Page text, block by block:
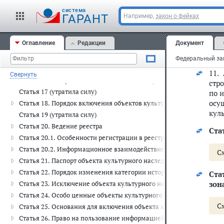
cистема
ГАРАНТ Например, закон о фейках
Оглавление Редакции
Свернуть
Статья 13. Источники финансирования мероприятий по
Статья 14. Льготы, предоставляемые физическим или
Статья 14.1. Льготы, предоставляемые физическим и
Глава IV. Единый государственный реестр объектов культурного
Статья 15. Единый государственный реестр объектов
Статья 16. Формирование реестра
Статья 16.1. Порядок выявления объектов культурного наследия
Статья 17 (утратила силу)
Статья 18. Порядок включения объектов культурного наследия в
Статья 19 (утратила силу)
Статья 20. Ведение реестра
Статья 20.1. Особенности регистрации в реестре объектов
Статья 20.2. Информационное взаимодействие при ведении
Статья 21. Паспорт объекта культурного наследия
Статья 22. Порядок изменения категории историко-культурного
Статья 23. Исключение объекта культурного наследия из реестра
Статья 24. Особо ценные объекты культурного наследия народов
Статья 25. Основания для включения объекта культурного
Статья 26. Право на пользование информацией об объекте
Документ
10.
11.
по